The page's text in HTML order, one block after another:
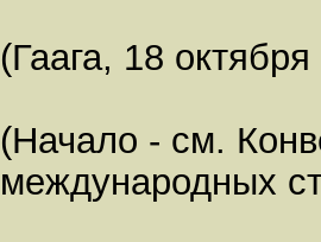
(Гаага, 18
(Начало - см.
международных